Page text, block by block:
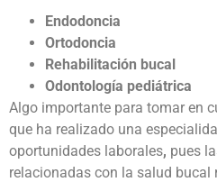
Endodoncia
Ortodoncia
Rehabilitación bucal
Odontología pediátrica
Algo importante para tomar en
que ha realizado una
oportunidades laborales, pues
relacionadas con la salud bucal